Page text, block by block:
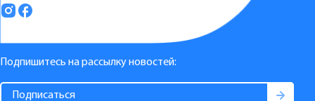
Подпишитесь на рассылку новостей: